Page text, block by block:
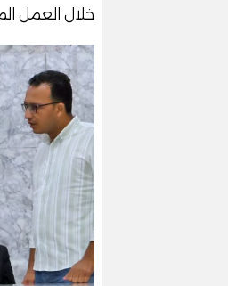
خلال العمل